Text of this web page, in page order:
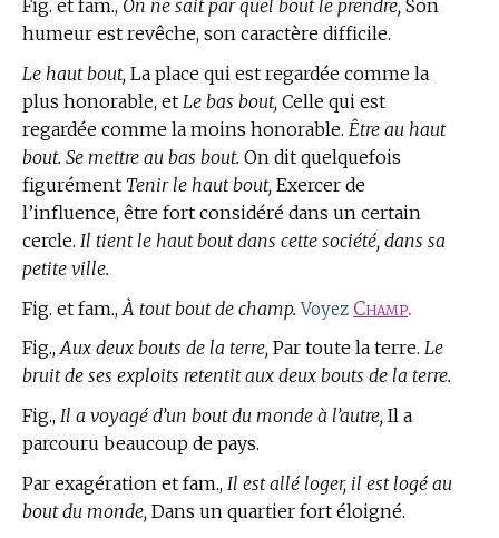
Fig. et fam., On ne sait par quel bout le prendre, Son
humeur est revêche, son caractère difficile.
Le haut bout, La place qui est regardée comme la
plus honorable, et Le bas bout, Celle qui est
regardée comme la moins honorable. Être au haut
bout. Se mettre au bas bout. On dit quelquefois
figurément Tenir le haut bout, Exercer de
l’influence, être fort considéré dans un certain
cercle. Il tient le haut bout dans cette société, dans sa
petite ville.
Fig. et fam., À tout bout de champ. Voyez Champ.
Fig.,Aux deux bouts de la terre, Par toute la terre. Le
bruit de ses exploits retentit aux deux bouts de la terre.
Fig., Il a voyagé d’un bout du monde à l’autre, Il a
parcouru beaucoup de pays.
Par exagération et fam., Il est allé loger, il est logé au
bout du monde, Dans un quartier fort éloigné.